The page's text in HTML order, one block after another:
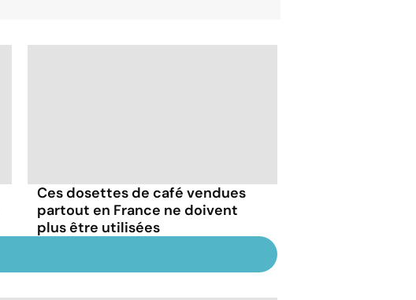
Ces dosettes de café vendues
partout en France ne doivent
plus être utilisées